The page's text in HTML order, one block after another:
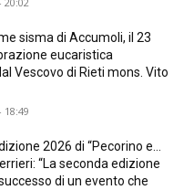
sisma di Accumoli, il 23
eucaristica
Vescovo di Rieti mons. Vito
18:49
2026 di “Pecorino e…
“La seconda edizione
di un evento che